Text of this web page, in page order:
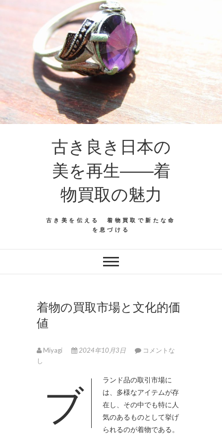
古き良き日本の
美を再生――着
物買取の魅力
古き美を伝える 着物買取で新たな命
を息づける
着物の買取市場と文化的価
値
Miyagi 2024年10月3日
コメントな
し
ブランド品の取引市場に
は、多様なアイテムが存
在し、その中でも特に人
気のあるものとして挙げ
られるのが着物である。